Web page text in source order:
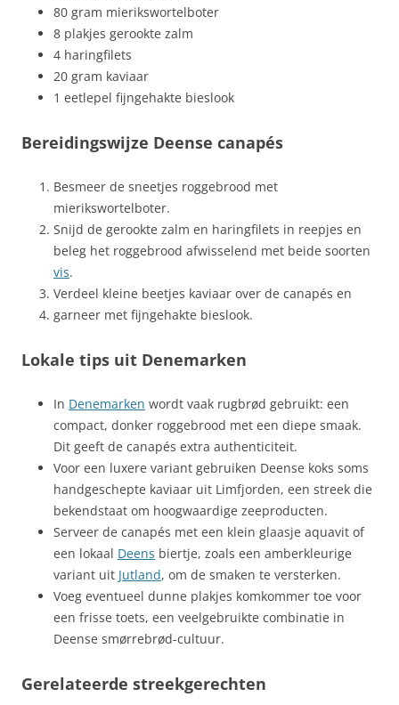
80 gram mierikswortelboter
8 plakjes gerookte zalm
4 haringfilets
20 gram kaviaar
1 eetlepel fijngehakte bieslook
Bereidingswijze Deense canapés
Besmeer de sneetjes roggebrood met
mierikswortelboter.
Snijd de gerookte zalm en haringfilets in reepjes en
beleg het roggebrood afwisselend met beide soorten
vis.
Verdeel kleine beetjes kaviaar over de canapés en
garneer met fijngehakte bieslook.
Lokale tips uit Denemarken
In Denemarken wordt vaak rugbrød gebruikt: een
compact, donker roggebrood met een diepe smaak.
Dit geeft de canapés extra authenticiteit.
Voor een luxere variant gebruiken Deense koks soms
handgeschepte kaviaar uit Limfjorden, een streek die
bekendstaat om hoogwaardige zeeproducten.
Serveer de canapés met een klein glaasje aquavit of
een lokaal Deens biertje, zoals een amberkleurige
variant uit Jutland, om de smaken te versterken.
Voeg eventueel dunne plakjes komkommer toe voor
een frisse toets, een veelgebruikte combinatie in
Deense smørrebrød-cultuur.
Gerelateerde streekgerechten